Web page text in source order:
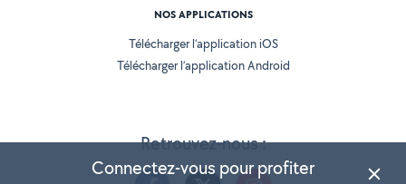
Retrouvez-nous :
NOS APPLICATIONS
Télécharger l’application iOS
Télécharger l’application Android
Connectez-vous pour profiter